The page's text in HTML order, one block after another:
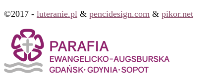
©2017 - luteranie.pl & pencidesign.com & pikor.net